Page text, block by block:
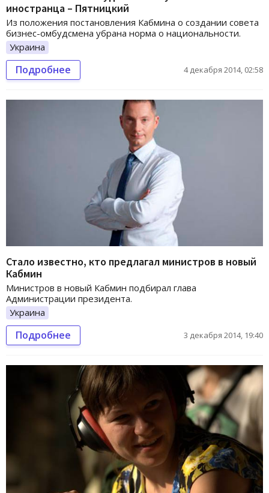
иностранца – Пятницкий
Из положения постановления Кабмина о создании совета
бизнес-омбудсмена убрана норма о национальности.
Украина
Подробнее 4 декабря 2014, 02:58
Стало известно, кто предлагал министров в новый
Кабмин
Министров в новый Кабмин подбирал глава
Администрации президента.
Украина
Подробнее 3 декабря 2014, 19:40